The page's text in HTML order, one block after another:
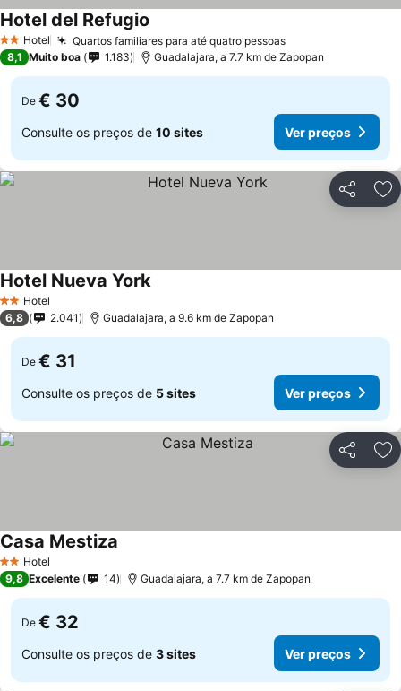
2 Estrelas
Hotel Quartos familiares para até quatro pessoas
Hotel del Refugio
8,1 Muito boa 1.183 Guadalajara, a 7.7 km de Zapopan
De € 30
Consulte os preços de 10 sites Ver preços
Partilhar
2 Estrelas
Hotel
Hotel Nueva York
6,8 2.041 Guadalajara, a 9.6 km de Zapopan
De € 31
Consulte os preços de 5 sites Ver preços
Partilhar
2 Estrelas
Hotel
Casa Mestiza
9,8 Excelente 14 Guadalajara, a 7.7 km de Zapopan
De € 32
Consulte os preços de 3 sites Ver preços